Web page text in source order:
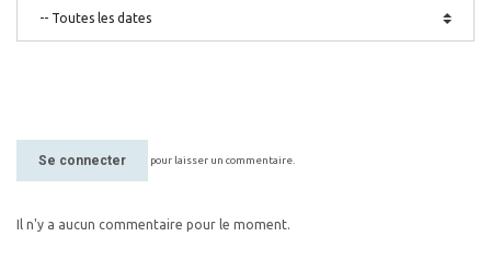
Se connecter pour laisser un commentaire.
Il n'y a aucun commentaire pour le moment.